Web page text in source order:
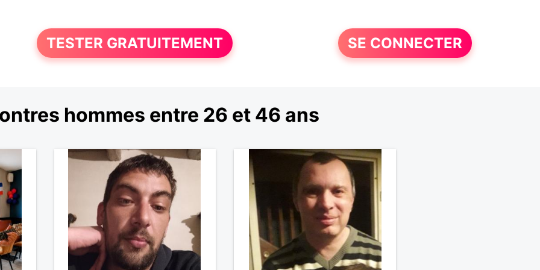
TESTER GRATUITEMENT SE CONNECTER
hommes entre 26 et 46 ans